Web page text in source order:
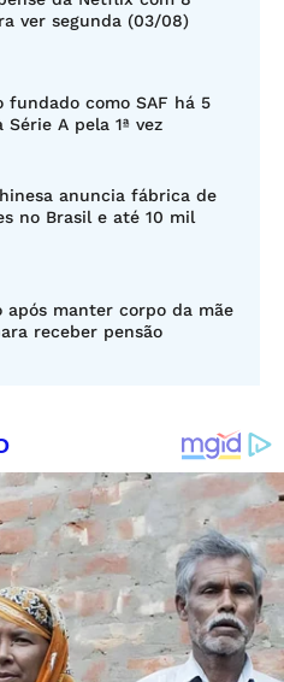
ver segunda (03/08)
fundado como SAF há 5
Série A pela 1ª vez
anuncia fábrica de
no Brasil e até 10 mil
após manter corpo da mãe
receber pensão